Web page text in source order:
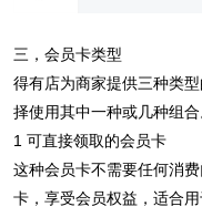
三，会员卡类型
得有店为商家提供三种类
择使用其中一种或几种组合
1 可直接领取的会员卡
这种会员卡不需要任何消
卡，享受会员权益，适合用